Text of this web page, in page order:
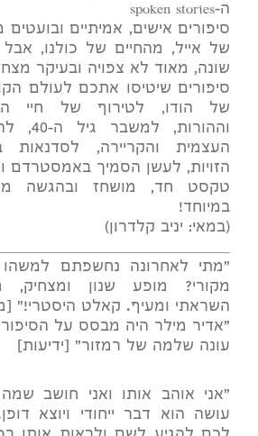
ה-spoken stories
סיפורים אישים, אמיתיים ובועטים
של אייל, מהחיים של כולנו, אבל
שונה, מאוד לא צפויה ובעיקר
סיפורים שיטיסו אתכם לעולם
של הודו, לטירוף של חיי
וההורות,
העצמית והקריירה, לסדנאות
הזויות, לעשן הסמיך באמסטרדם
טקסט חד, מושחז ובהגשה
במיוחד!
(במאי: יניב קלדרון)
__________________________
״מתי לאחרונה נחשפתם
מקורי? מופע שנון ומצחיק,
השראתי ומעיף. קאלט היסטרי!״
״אדיר מילר היה מבסס על
עונה שלמה של רמזור" [ידיעות]
"אני אוהב אותו ואני חושב
עושה הוא דבר ייחודי ויוצא